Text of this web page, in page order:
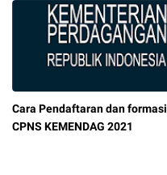
Cara Pendaftaran dan formasi
CPNS KEMENDAG 2021